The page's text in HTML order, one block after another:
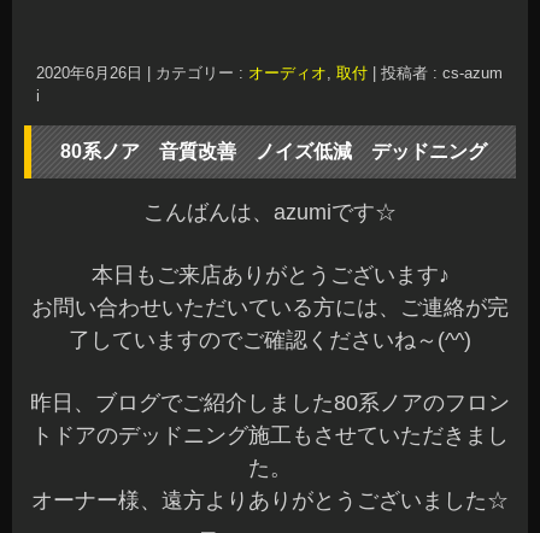
2020年6月26日 カテゴリー : オーディオ, 取付
投稿者 : cs-azum
i
80系ノア 音質改善 ノイズ低減 デッドニング
こんばんは、azumiです☆
本日もご来店ありがとうございます♪
お問い合わせいただいている方には、ご連絡が完
了していますのでご確認くださいね～(^^)
昨日、ブログでご紹介しました80系ノアのフロン
トドアのデッドニング施工もさせていただきまし
た。
オーナー様、遠方よりありがとうございました☆